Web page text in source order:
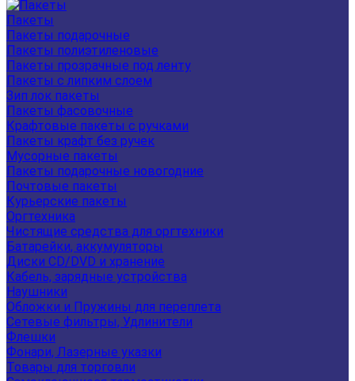
Пакеты
Пакеты подарочные
Пакеты полиэтиленовые
Пакеты прозрачные под ленту
Пакеты с липким слоем
Зип лок пакеты
Пакеты фасовочные
Крафтовые пакеты с ручками
Пакеты крафт без ручек
Мусорные пакеты
Пакеты подарочные новогодние
Почтовые пакеты
Курьерские пакеты
Оргтехника
Чистящие средства для оргтехники
Батарейки, аккумуляторы
Диски CD/DVD и хранение
Кабель, зарядные устройства
Наушники
Обложки и Пружины для переплета
Сетевые фильтры, Удлинители
Флешки
Фонари, Лазерные указки
Товары для торговли